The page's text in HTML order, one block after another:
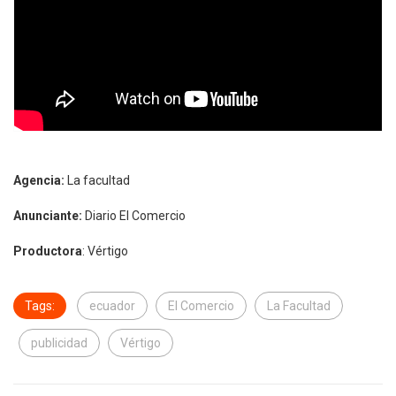
Agencia: La facultad
Anunciante: Diario El Comercio
Productora: Vértigo
Tags: ecuador El Comercio La Facultad
publicidad Vértigo